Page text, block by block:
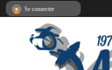
Se connecter
Panneau de gestion des cookies